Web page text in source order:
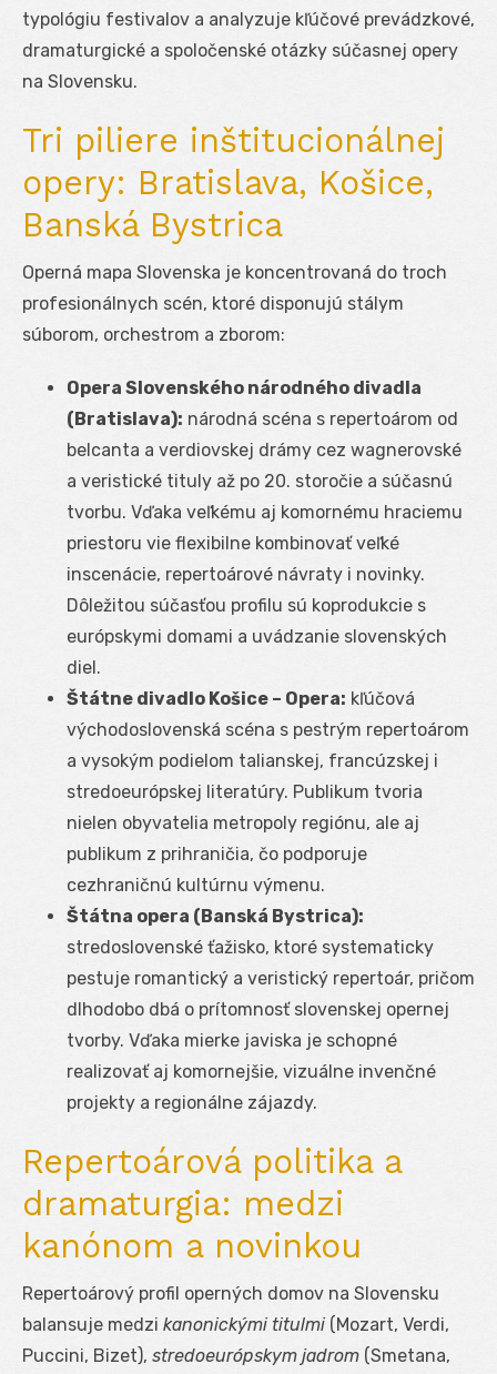
typológiu festivalov a analyzuje kľúčové prevádzkové,
dramaturgické a spoločenské otázky súčasnej opery
na Slovensku.
Tri piliere inštitucionálnej
opery: Bratislava, Košice,
Banská Bystrica
Operná mapa Slovenska je koncentrovaná do troch
profesionálnych scén, ktoré disponujú stálym
súborom, orchestrom a zborom:
Opera Slovenského národného divadla
(Bratislava): národná scéna s repertoárom od
belcanta a verdiovskej drámy cez wagnerovské
a veristické tituly až po 20. storočie a súčasnú
tvorbu. Vďaka veľkému aj komornému hraciemu
priestoru vie flexibilne kombinovať veľké
inscenácie, repertoárové návraty i novinky.
Dôležitou súčasťou profilu sú koprodukcie s
európskymi domami a uvádzanie slovenských
diel.
Štátne divadlo Košice – Opera: kľúčová
východoslovenská scéna s pestrým repertoárom
a vysokým podielom talianskej, francúzskej i
stredoeurópskej literatúry. Publikum tvoria
nielen obyvatelia metropoly regiónu, ale aj
publikum z prihraničia, čo podporuje
cezhraničnú kultúrnu výmenu.
Štátna opera (Banská Bystrica):
stredoslovenské ťažisko, ktoré systematicky
pestuje romantický a veristický repertoár, pričom
dlhodobo dbá o prítomnosť slovenskej opernej
tvorby. Vďaka mierke javiska je schopné
realizovať aj komornejšie, vizuálne invenčné
projekty a regionálne zájazdy.
Repertoárová politika a
dramaturgia: medzi
kanónom a novinkou
Repertoárový profil operných domov na Slovensku
balansuje medzi kanonickými titulmi (Mozart, Verdi,
Puccini, Bizet), stredoeurópskym jadrom (Smetana,